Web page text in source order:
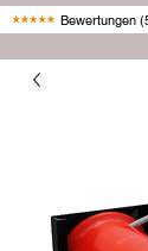
Bewertungen